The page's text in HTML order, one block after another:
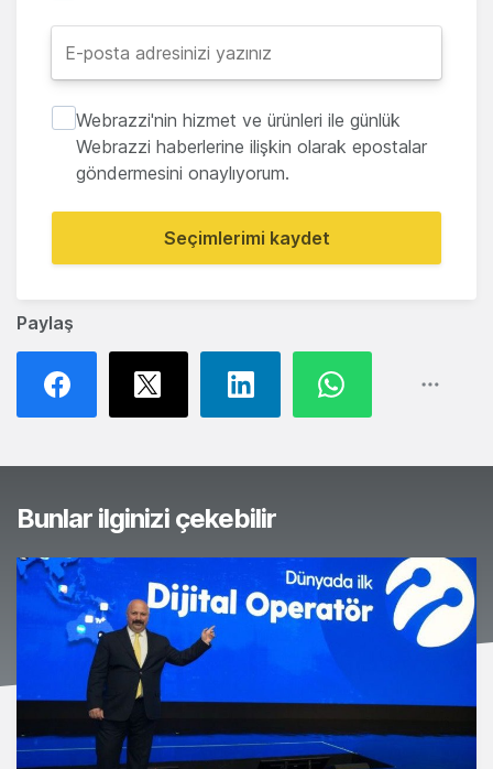
Paylaş
Webrazzi'nin hizmet ve ürünleri ile günlük
Webrazzi haberlerine ilişkin olarak epostalar
göndermesini onaylıyorum.
Seçimlerimi kaydet
Bunlar ilginizi çekebilir